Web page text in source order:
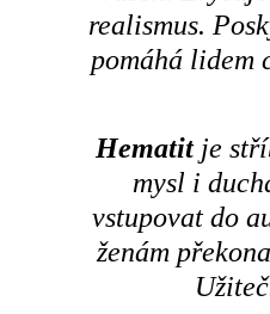
realismus.
pomáhá lidem
Hematitje
mysl i
vstupovat do
ženám